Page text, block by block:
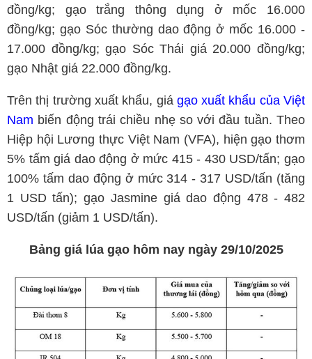
đồng/kg; gạo trắng thông dụng ở mốc 16.000
đồng/kg; gạo Sóc thường dao động ở mốc 16.000 -
17.000 đồng/kg; gạo Sóc Thái giá 20.000 đồng/kg;
gạo Nhật giá 22.000 đồng/kg.
Trên thị trường xuất khẩu, giá gạo xuất khẩu của Việt
Nam biến động trái chiều nhẹ so với đầu tuần. Theo
Hiệp hội Lương thực Việt Nam (VFA), hiện gạo thơm
5% tấm giá dao động ở mức 415 - 430 USD/tấn; gạo
100% tấm dao động ở mức 314 - 317 USD/tấn (tăng
1 USD tấn); gạo Jasmine giá dao động 478 - 482
USD/tấn (giảm 1 USD/tấn).
Bảng giá lúa gạo hôm nay ngày 29/10/2025